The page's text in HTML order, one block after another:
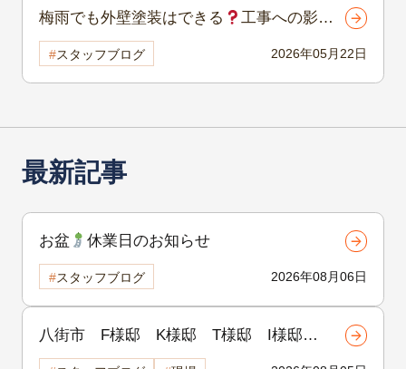
最新記事
お盆 休業日のお知らせ
2026年08月06日
スタッフブログ
八街市 F様邸 K様邸 T様邸 I様邸
H様邸 着工致しました
2026年05月22日
梅雨でも外壁塗装はできる
工事への影響
を解説！
スタッフブログ